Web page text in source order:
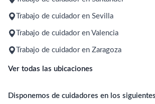
Trabajo de cuidador en Sevilla
Trabajo de cuidador en Valencia
Trabajo de cuidador en Zaragoza
Ver todas las ubicaciones
Disponemos de cuidadores en los